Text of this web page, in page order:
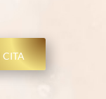
cita